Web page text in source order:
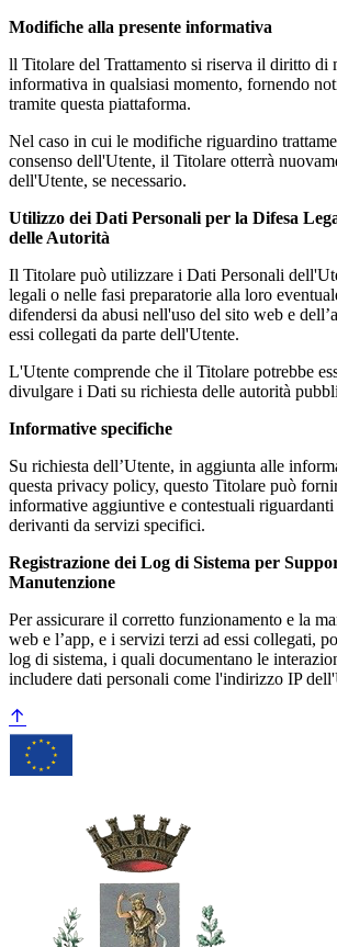
Modifiche alla presente informativa
ll Titolare del Trattamento si riserva il diritto di
informativa in qualsiasi momento, fornendo
tramite questa piattaforma.
Nel caso in cui le modifiche riguardino
consenso dell'Utente, il Titolare otterrà
dell'Utente, se necessario.
Utilizzo dei Dati Personali per la Difesa
delle Autorità
Il Titolare può utilizzare i Dati Personali
legali o nelle fasi preparatorie alla loro
difendersi da abusi nell'uso del sito web e
essi collegati da parte dell'Utente.
L'Utente comprende che il Titolare potrebbe
divulgare i Dati su richiesta delle autorità
Informative specifiche
Su richiesta dell’Utente, in aggiunta alle
questa privacy policy, questo Titolare può
informative aggiuntive e contestuali
derivanti da servizi specifici.
Registrazione dei Log di Sistema per
Manutenzione
Per assicurare il corretto funzionamento e la
web e l’app, e i servizi terzi ad essi collegati,
log di sistema, i quali documentano le
includere dati personali come l'indirizzo IP